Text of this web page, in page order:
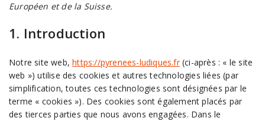
Européen et de la Suisse.
1. Introduction
Notre site web,https://pyrenees-ludiques.fr(ci-après : « le site
web ») utilise des cookies et autres technologies liées (par
simplification, toutes ces technologies sont désignées par le
terme « cookies »). Des cookies sont également placés par
des tierces parties que nous avons engagées. Dans le